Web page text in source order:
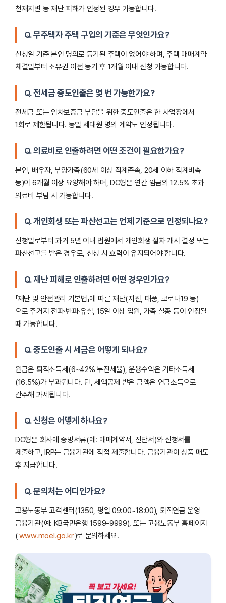
천재지변 등 재난 피해가 인정된 경우 가능합니다.
Q. 무주택자 주택 구입의 기준은 무엇인가요?
신청일 기준 본인 명의로 등기된 주택이 없어야 하며, 주택 매매계약
체결일부터 소유권 이전 등기 후 1개월 이내 신청 가능합니다.
Q. 전세금 중도인출은 몇 번 가능한가요?
전세금 또는 임차보증금 부담을 위한 중도인출은 한 사업장에서
1회로 제한됩니다. 동일 세대원 명의 계약도 인정됩니다.
Q. 의료비로 인출하려면 어떤 조건이 필요한가요?
본인, 배우자, 부양가족(60세 이상 직계존속, 20세 이하 직계비속
등)이 6개월 이상 요양해야 하며, DC형은 연간 임금의 12.5% 초과
의료비 부담 시 가능합니다.
Q. 개인회생 또는 파산선고는 언제 기준으로 인정되나요?
신청일로부터 과거 5년 이내 법원에서 개인회생 절차 개시 결정 또는
파산선고를 받은 경우로, 신청 시 효력이 유지되어야 합니다.
Q. 재난 피해로 인출하려면 어떤 경우인가요?
「재난 및 안전관리 기본법」에 따른 재난(지진, 태풍, 코로나19 등)
으로 주거지 전파·반파·유실, 15일 이상 입원, 가족 실종 등이 인정될
때 가능합니다.
Q. 중도인출 시 세금은 어떻게 되나요?
원금은 퇴직소득세(6~42% 누진세율), 운용수익은 기타소득세
(16.5%)가 부과됩니다. 단, 세액공제 받은 금액은 연금소득으로
간주해 과세됩니다.
Q. 신청은 어떻게 하나요?
DC형은 회사에 증빙서류(예: 매매계약서, 진단서)와 신청서를
제출하고, IRP는 금융기관에 직접 제출합니다. 금융기관이 상품 매도
후 지급합니다.
Q. 문의처는 어디인가요?
고용노동부 고객센터(1350, 평일 09:00~18:00), 퇴직연금 운영
금융기관(예: KB국민은행 1599-9999), 또는 고용노동부 홈페이지
(www.moel.go.kr)로 문의하세요.